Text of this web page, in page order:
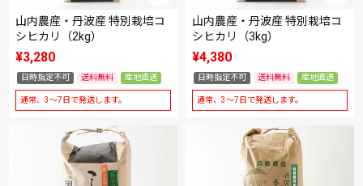
山内農産・丹波産 特別栽培コ
シヒカリ（2kg）
¥3,280
日時指定不可 送料無料 産地直送
通常、3～7日で発送します。
山内農産・丹波産 特別栽培コ
シヒカリ（3kg）
¥4,380
日時指定不可 送料無料 産地直送
通常、3～7日で発送します。